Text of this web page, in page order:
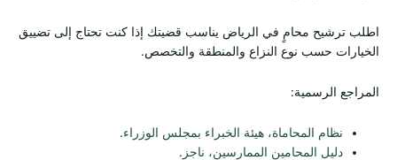
اطلب ترشيح محامٍ في الرياض يناسب قضيتك إذا كنت تحتاج إلى تضييق
الخيارات حسب نوع النزاع والمنطقة والتخصص.
المراجع الرسمية:
نظام المحاماة، هيئة الخبراء بمجلس الوزراء.
دليل المحامين الممارسين، ناجز .